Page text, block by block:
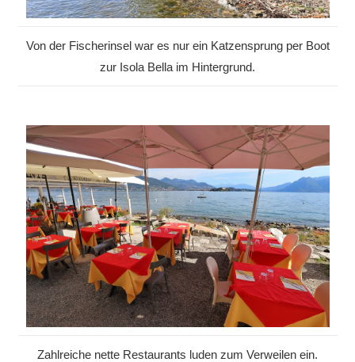
Von der Fischerinsel war es nur ein Katzensprung per Boot
zur Isola Bella im Hintergrund.
Zahlreiche nette Restaurants luden zum Verweilen ein.